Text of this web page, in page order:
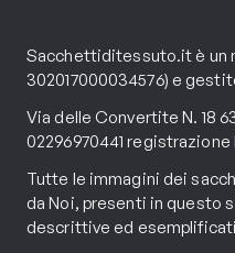
Sacchettiditessuto.it è un
302017000034576) e
Via delle Convertite N. 18
02296970441 registrazione
Tutte le immagini dei
da Noi, presenti in questo
descrittive ed